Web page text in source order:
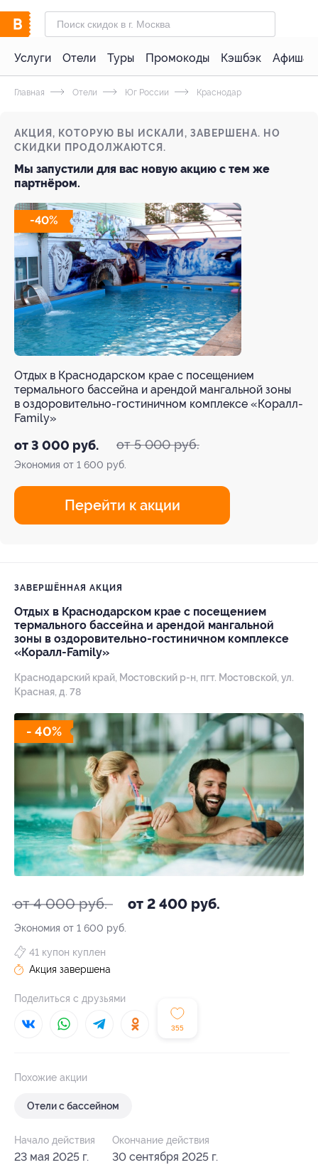
Услуги Отели Туры Промокоды Кэшбэк Афиша
Главная Отели Юг России Краснодар
АКЦИЯ, КОТОРУЮ ВЫ ИСКАЛИ, ЗАВЕРШЕНА. НО
СКИДКИ ПРОДОЛЖАЮТСЯ.
Мы запустили для вас новую акцию с тем же
партнёром.
-40%
Отдых в Краснодарском крае с посещением
термального бассейна и арендой мангальной зоны
в оздоровительно-гостиничном комплексе «Коралл-
Family»
от 3 000 руб. от 5 000 руб.
Экономия от 1 600 руб.
Перейти к акции
ЗАВЕРШЁННАЯ АКЦИЯ
Отдых в Краснодарском крае с посещением
термального бассейна и арендой мангальной
зоны в оздоровительно-гостиничном комплексе
«Коралл-Family»
Краснодарский край, Мостовский р-н, пгт. Мостовской, ул.
Красная, д. 78
- 40%
от 4 000 руб. от 2 400 руб.
Экономия от 1 600 руб.
355
41 купон куплен
Акция завершена
Поделиться с друзьями
Похожие акции
Отели с бассейном
Начало действия
23 мая 2025 г.
Окончание действия
30 сентября 2025 г.